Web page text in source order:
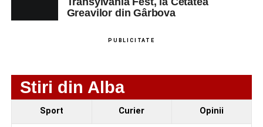
Investiție majoră în energie verde la Sebeș:
centrală solară de 67,4 MWp și baterii de 181 MWh
O nouă viață salvată de pompierii din Sebeș. Un
Facebook Email
Greavilor din Gârbova
PUBLICITATE
Stiri din Alba
Sport Curier Opinii